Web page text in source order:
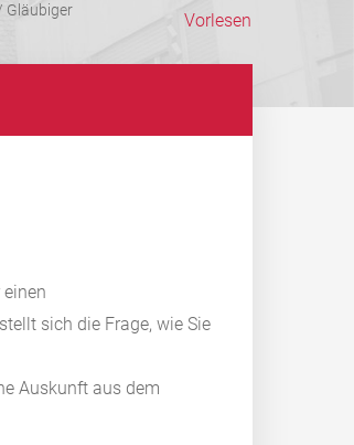
Gläubiger
Vorlesen
sich die Frage, wie Sie
Auskunft aus dem